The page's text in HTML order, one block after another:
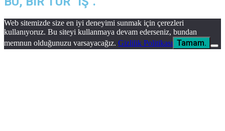
Web sitemizde size en iyi deneyimi sunmak için çerezleri
kullanıyoruz. Bu siteyi kullanmaya devam ederseniz, bundan
memnun olduğunuzu varsayacağız. Gizlilik Politikası Tamam.